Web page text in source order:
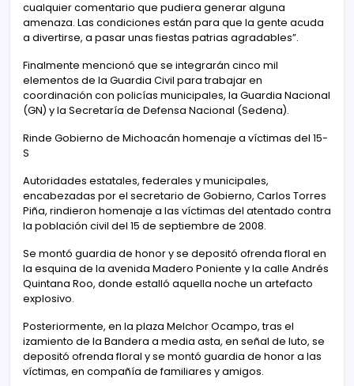
cualquier comentario que pudiera generar alguna
amenaza. Las condiciones están para que la gente acuda
a divertirse, a pasar unas fiestas patrias agradables”.
Finalmente mencionó que se integrarán cinco mil
elementos de la Guardia Civil para trabajar en
coordinación con policías municipales, la Guardia Nacional
(GN) y la Secretaría de Defensa Nacional (Sedena).
Rinde Gobierno de Michoacán homenaje a víctimas del 15-
S
Autoridades estatales, federales y municipales,
encabezadas por el secretario de Gobierno, Carlos Torres
Piña, rindieron homenaje a las víctimas del atentado contra
la población civil del 15 de septiembre de 2008.
Se montó guardia de honor y se depositó ofrenda floral en
la esquina de la avenida Madero Poniente y la calle Andrés
Quintana Roo, donde estalló aquella noche un artefacto
explosivo.
Posteriormente, en la plaza Melchor Ocampo, tras el
izamiento de la Bandera a media asta, en señal de luto, se
depositó ofrenda floral y se montó guardia de honor a las
víctimas, en compañía de familiares y amigos.